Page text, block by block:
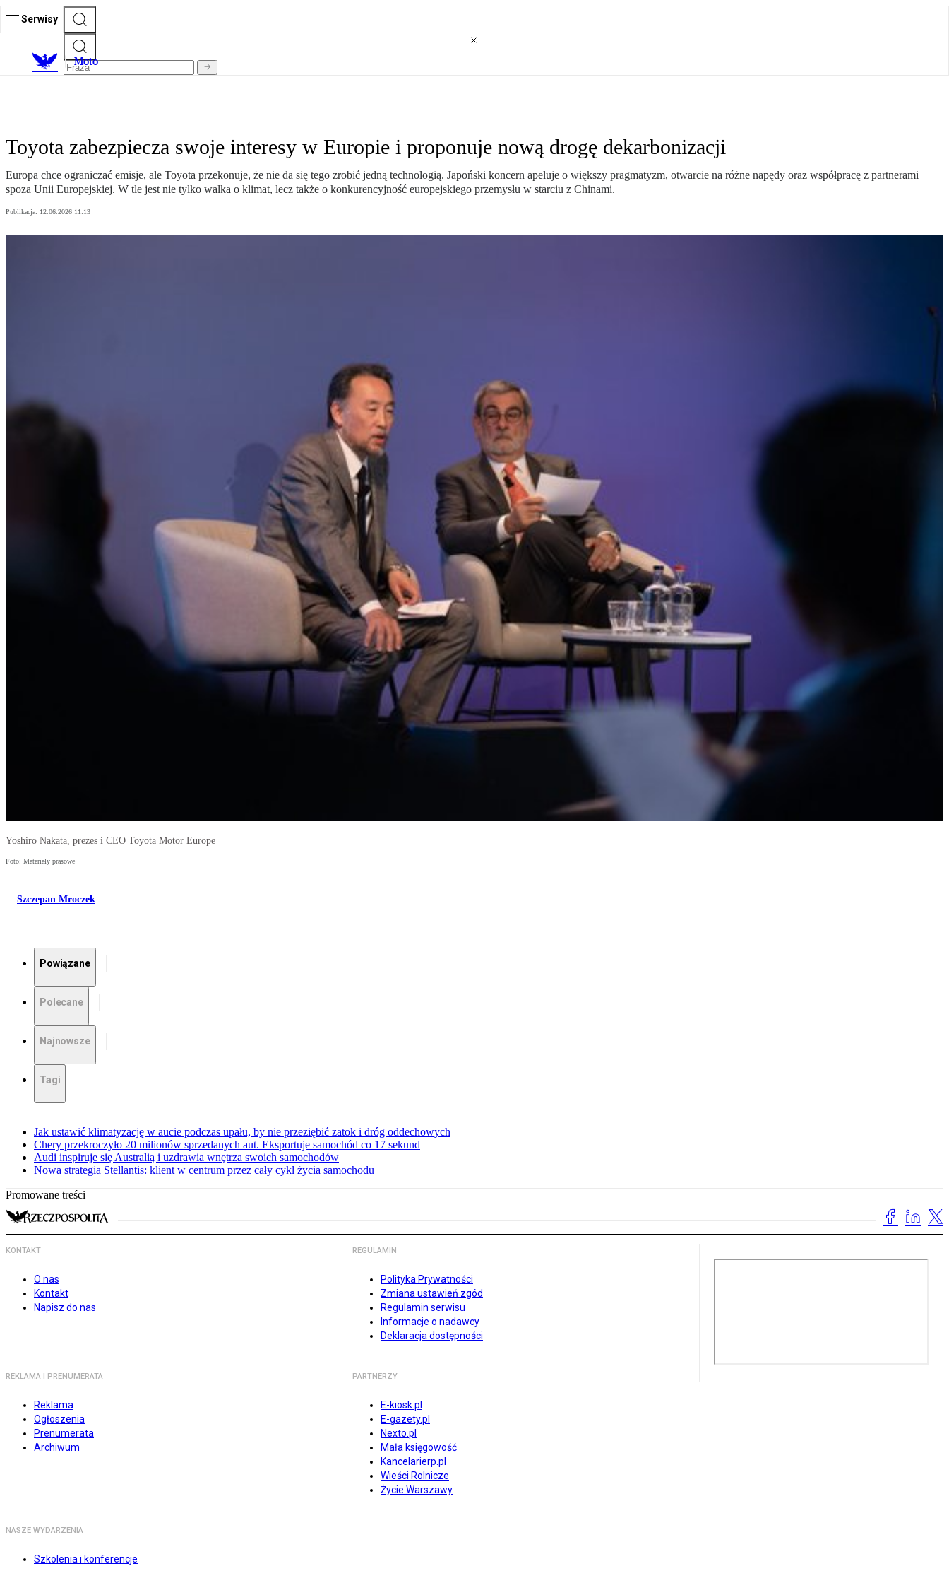
Serwisy
Moto
Toyota zabezpiecza swoje interesy w Europie i proponuje nową drogę dekarbonizacji
Europa chce ograniczać emisje, ale Toyota przekonuje, że nie da się tego zrobić jedną technologią. Japoński koncern apeluje o większy pragmatyzm, otwarcie na różne napędy oraz współpracę z partnerami
spoza Unii Europejskiej. W tle jest nie tylko walka o klimat, lecz także o konkurencyjność europejskiego przemysłu w starciu z Chinami.
Publikacja: 12.06.2026 11:13
Yoshiro Nakata, prezes i CEO Toyota Motor Europe
Foto: Materiały prasowe
Szczepan Mroczek
Powiązane
Polecane
Najnowsze
Tagi
Jak ustawić klimatyzację w aucie podczas upału, by nie przeziębić zatok i dróg oddechowych
Chery przekroczyło 20 milionów sprzedanych aut. Eksportuje samochód co 17 sekund
Audi inspiruje się Australią i uzdrawia wnętrza swoich samochodów
Nowa strategia Stellantis: klient w centrum przez cały cykl życia samochodu
Promowane treści
KONTAKT
O nas
Kontakt
Napisz do nas
REGULAMIN
Polityka Prywatności
Zmiana ustawień zgód
Regulamin serwisu
Informacje o nadawcy
Deklaracja dostępności
REKLAMA I PRENUMERATA
Reklama
Ogłoszenia
Prenumerata
Archiwum
PARTNERZY
E-kiosk.pl
E-gazety.pl
Nexto.pl
Mała księgowość
Kancelarierp.pl
Wieści Rolnicze
Życie Warszawy
NASZE WYDARZENIA
Szkolenia i konferencje